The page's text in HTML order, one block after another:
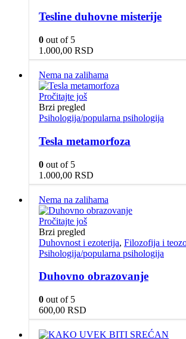
Tesline duhovne misterije
0 out of 5
1.000,00 RSD
Nema na zalihama
Pročitajte još
Brzi pregled
Psihologija/popularna psihologija
Tesla metamorfoza
0 out of 5
1.000,00 RSD
Nema na zalihama
Pročitajte još
Brzi pregled
Duhovnost i ezoterija, Filozofija i
Psihologija/popularna psihologija
Duhovno obrazovanje
0 out of 5
600,00 RSD